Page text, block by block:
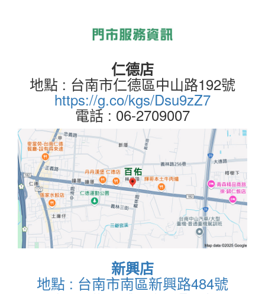
仁德店
地點 : 台南市仁德區中山路192號
https://g.co/kgs/Dsu9zZ7
電話 : 06-2709007
新興店
地點 : 台南市南區新興路484號